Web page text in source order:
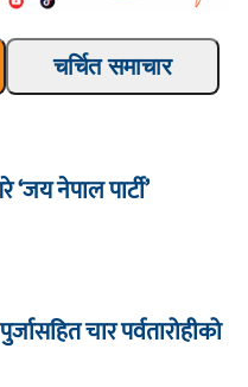
चर्चित समाचार
नेपाल पार्टी’
चार पर्वतारोहीको